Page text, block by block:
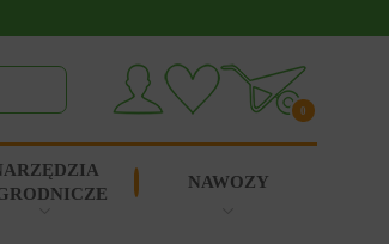
0
NAWOZY